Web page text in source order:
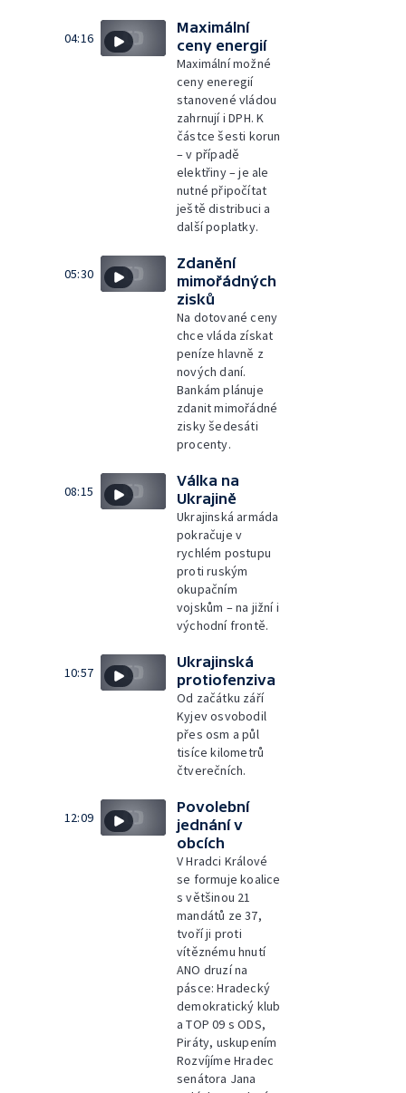
04:16
Maximální
ceny energií
Maximální možné
ceny eneregií
stanovené vládou
zahrnují i DPH. K
částce šesti korun
– v případě
elektřiny – je ale
nutné připočítat
ještě distribuci a
další poplatky.
05:30
Zdanění
mimořádných
zisků
Na dotované ceny
chce vláda získat
peníze hlavně z
nových daní.
Bankám plánuje
zdanit mimořádné
zisky šedesáti
procenty.
08:15
Válka na
Ukrajině
Ukrajinská armáda
pokračuje v
rychlém postupu
proti ruským
okupačním
vojskům – na jižní i
východní frontě.
10:57
Ukrajinská
protiofenziva
Od začátku září
Kyjev osvobodil
přes osm a půl
tisíce kilometrů
čtverečních.
12:09
Povolební
jednání v
obcích
V Hradci Králové
se formuje koalice
s většinou 21
mandátů ze 37,
tvoří ji proti
vítěznému hnutí
ANO druzí na
pásce: Hradecký
demokratický klub
a TOP 09 s ODS,
Piráty, uskupením
Rozvíjíme Hradec
senátora Jana